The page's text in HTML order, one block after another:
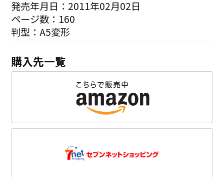
発売年月日：2011年02月02日
ページ数：160
判型：A5変形
購入先一覧